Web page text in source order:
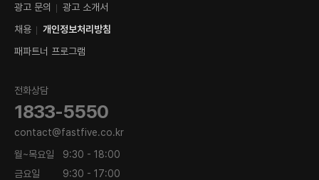
광고 문의
광고 소개서
채용
개인정보처리방침
패파트너 프로그램
전화상담
1833-5550
contact@fastfive.co.kr
월~목요일
9:30 - 18:00
금요일
9:30 - 17:00